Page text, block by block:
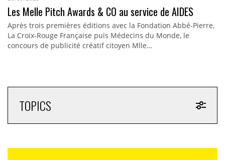
Les Melle Pitch Awards & CO au service de AIDES
Après trois premières éditions avec la Fondation Abbé-Pierre,
La Croix-Rouge Française puis Médecins du Monde, le
concours de publicité créatif citoyen Mlle…
TOPICS